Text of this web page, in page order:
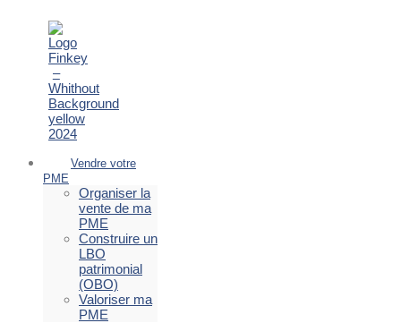
Vendre votre
PME
Organiser la
vente de ma
PME
Construire un
LBO
patrimonial
(OBO)
Valoriser ma
PME